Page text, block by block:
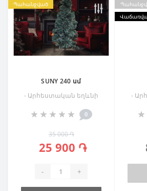
Պահանջված
SUNY 240 սմ
- Արհեստական եղևնի
0
35 000 ֏
25 900 ֏
- +
-